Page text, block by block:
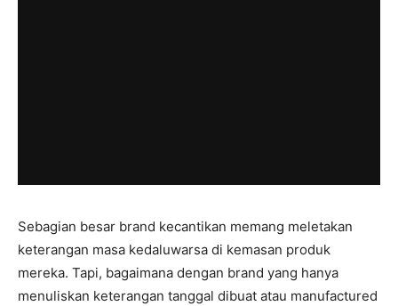
Sebagian besar brand kecantikan memang meletakan
keterangan masa kedaluwarsa di kemasan produk
mereka. Tapi, bagaimana dengan brand yang hanya
menuliskan keterangan tanggal dibuat atau manufactured